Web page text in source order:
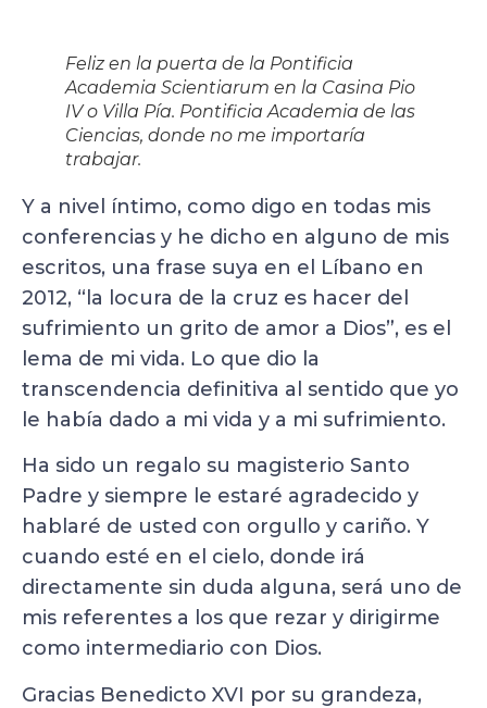
Feliz en la puerta de la Pontificia
Academia Scientiarum en la Casina Pio
IV o Villa Pía. Pontificia Academia de las
Ciencias, donde no me importaría
trabajar.
Y a nivel íntimo, como digo en todas mis
conferencias y he dicho en alguno de mis
escritos, una frase suya en el Líbano en
2012, “la locura de la cruz es hacer del
sufrimiento un grito de amor a Dios”, es el
lema de mi vida. Lo que dio la
transcendencia definitiva al sentido que yo
le había dado a mi vida y a mi sufrimiento.
Ha sido un regalo su magisterio Santo
Padre y siempre le estaré agradecido y
hablaré de usted con orgullo y cariño. Y
cuando esté en el cielo, donde irá
directamente sin duda alguna, será uno de
mis referentes a los que rezar y dirigirme
como intermediario con Dios.
Gracias Benedicto XVI por su grandeza,